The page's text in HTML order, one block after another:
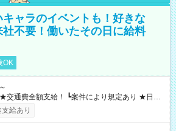
ャラのイベントも！好きな
不要！働いたその日に給料
OK
あり） ┗働いたその日に現金GET♪ お仕事後はコ
い分を引き落とせます！ 【試用期間】試
給あり